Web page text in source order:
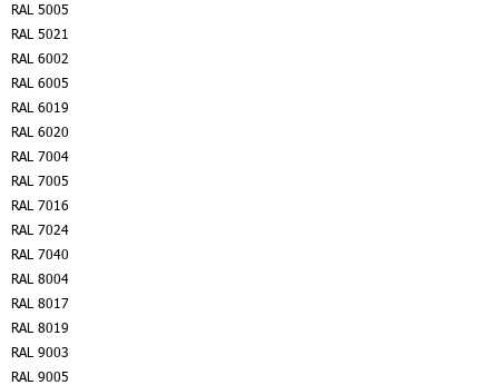
RAL 5005
RAL 5021
RAL 6002
RAL 6005
RAL 6019
RAL 6020
RAL 7004
RAL 7005
RAL 7016
RAL 7024
RAL 7040
RAL 8004
RAL 8017
RAL 8019
RAL 9003
RAL 9005